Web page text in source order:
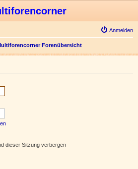
Anmelden
Forenübersicht
dieser Sitzung verbergen